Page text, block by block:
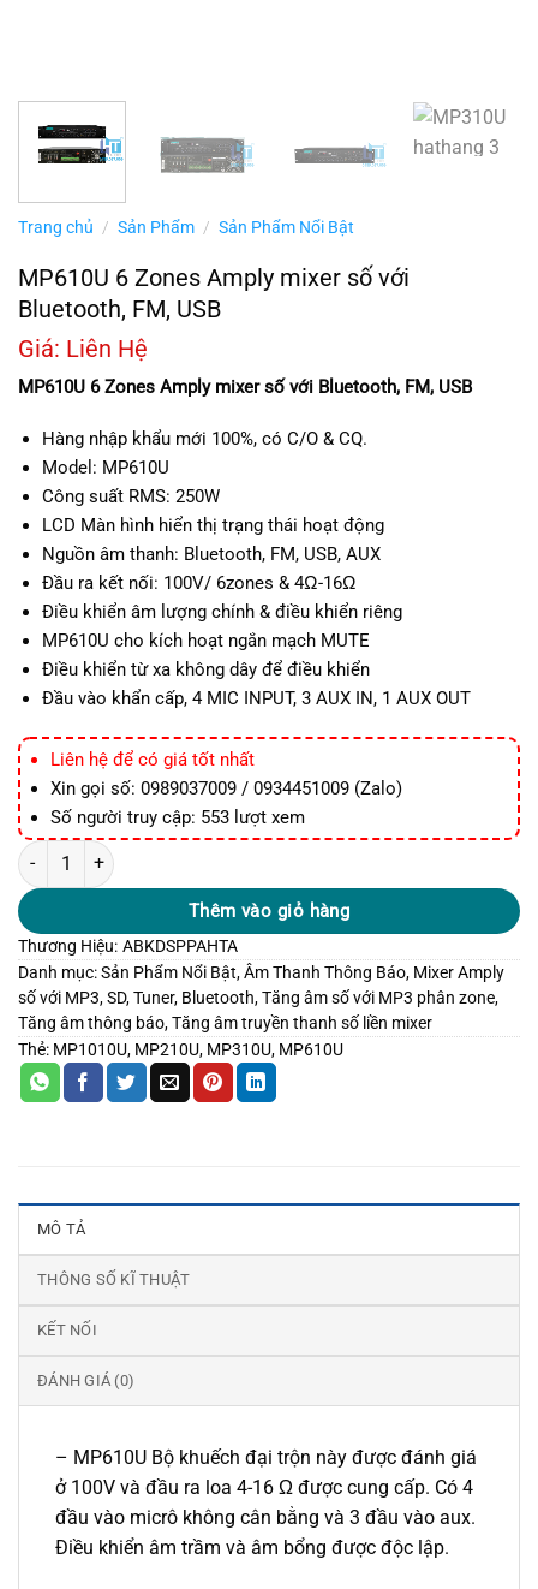
Trang chủ / Sản Phẩm / Sản Phẩm Nổi Bật
MP610U 6 Zones Amply mixer số với
Bluetooth, FM, USB
Giá: Liên Hệ
MP610U 6 Zones Amply mixer số với Bluetooth, FM, USB
Hàng nhập khẩu mới 100%, có C/O & CQ.
Model: MP610U
Công suất RMS: 250W
LCD Màn hình hiển thị trạng thái hoạt động
Nguồn âm thanh: Bluetooth, FM, USB, AUX
Đầu ra kết nối: 100V/ 6zones & 4Ω-16Ω
Điều khiển âm lượng chính & điều khiển riêng
MP610U cho kích hoạt ngắn mạch MUTE
Điều khiển từ xa không dây để điều khiển
Đầu vào khẩn cấp, 4 MIC INPUT, 3 AUX IN, 1 AUX OUT
Liên hệ để có giá tốt nhất
Xin gọi số: 0989037009 / 0934451009 (Zalo)
Số người truy cập: 553 lượt xem
MP610U 6 Zones Amply mixer số với Bluetooth, FM, USB số lượng
Thêm vào giỏ hàng
Thương Hiệu: ABKDSPPAHTA
Danh mục:Sản Phẩm Nổi Bật,Âm Thanh Thông Báo, Mixer Amply
số với MP3, SD, Tuner, Bluetooth,Tăng âm số với MP3 phân zone,
Tăng âm thông báo,Tăng âm truyền thanh số liền mixer
Thẻ: MP1010U, MP210U, MP310U, MP610U
MÔ TẢ
THÔNG SỐ KĨ THUẬT
KẾT NỐI
ĐÁNH GIÁ (0)
– MP610U Bộ khuếch đại trộn này được đánh giá
ở 100V và đầu ra loa 4-16 Ω được cung cấp. Có 4
đầu vào micrô không cân bằng và 3 đầu vào aux.
Điều khiển âm trầm và âm bổng được độc lập.